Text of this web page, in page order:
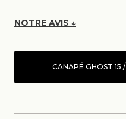
NOTRE AVIS ↓
CANAPÉ GHOST 15